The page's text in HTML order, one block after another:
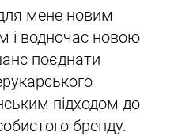
мене новим
і водночас новою
поєднати
підходом до
бренду.